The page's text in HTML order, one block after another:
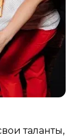
таланты,